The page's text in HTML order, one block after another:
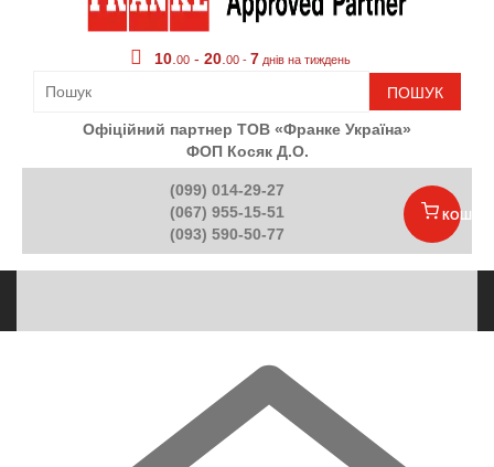
10 00 - 20 00 - 7 днів на тиждень
ПОШУК
Офіційний партнер ТОВ «Франке Україна»
ФОП Косяк Д.О.
(099) 014-29-27
(067) 955-15-51
(093) 590-50-77
КОШИК